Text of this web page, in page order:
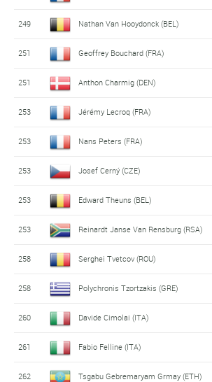
249 Nathan Van Hooydonck (BEL)
251 Geoffrey Bouchard (FRA)
251 Anthon Charmig (DEN)
253 Jérémy Lecroq (FRA)
253 Nans Peters (FRA)
253 Josef Cerný (CZE)
253 Edward Theuns (BEL)
253 Reinardt Janse Van Rensburg (RSA)
258 Serghei Tvetcov (ROU)
258 Polychronis Tzortzakis (GRE)
260 Davide Cimolai (ITA)
261 Fabio Felline (ITA)
262 Tsgabu Gebremaryam Grmay (ETH)